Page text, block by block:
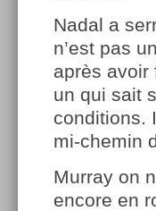
Nadal a
n’est pas
après avoir
un qui sait
conditions.
mi-chemin
Murray on
encore en